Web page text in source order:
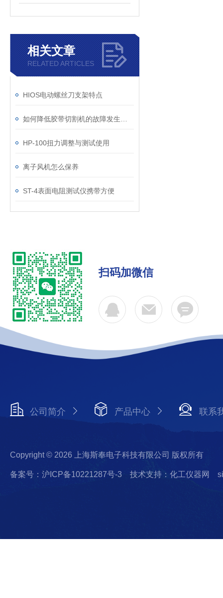
相关文章
RELATED ARTICLES
HIOS电动螺丝刀支架特点
HP-100扭力调整与测试使用
离子风机怎么保养
ST-4表面电阻测试仪携带方便
扫码加微信
公司简介 产品中心 联系
Copyright © 2026 上海斯奉电子科技有限公司 版权所有
备案号：沪ICP备10221287号-3 技术支持：化工仪器网